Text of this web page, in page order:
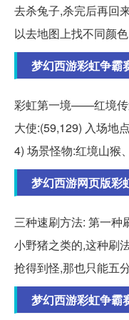
去杀兔子,杀完后再回
以去地图上找不同颜
梦幻西游彩虹争霸
彩虹第一境——红境传
大使:(59,129) 入场地
4) 场景怪物:红境山猴
梦幻西游网页版彩
三种速刷方法: 第一种
小野猪之类的,这种刷
抢得到怪,那也只能五
梦幻西游彩虹争霸